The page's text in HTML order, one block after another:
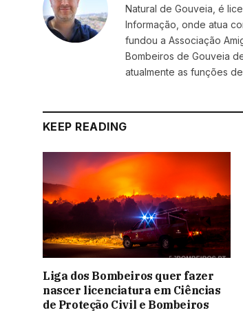
Natural de Gouveia, é
Informação, onde atua
fundou a Associação
Bombeiros de Gouveia
atualmente as funções
KEEP READING
Liga dos Bombeiros quer fazer
nascer licenciatura em Ciências
de Proteção Civil e Bombeiros